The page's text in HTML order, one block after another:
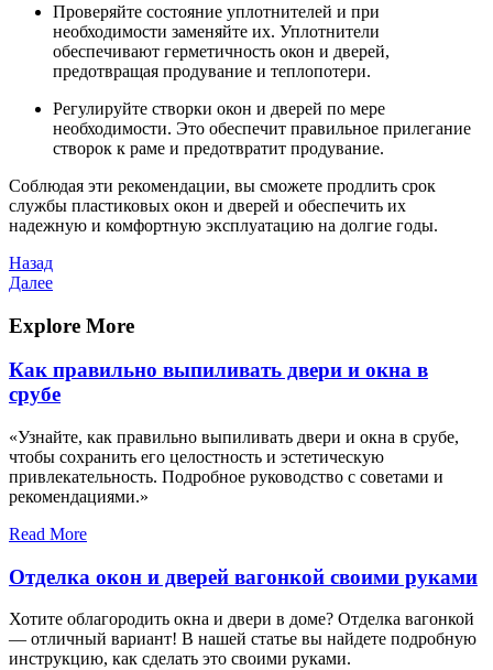
Проверяйте состояние уплотнителей и при
необходимости заменяйте их. Уплотнители
обеспечивают герметичность окон и дверей,
предотвращая продувание и теплопотери.
Регулируйте створки окон и дверей по мере
необходимости. Это обеспечит правильное прилегание
створок к раме и предотвратит продувание.
Соблюдая эти рекомендации, вы сможете продлить срок
службы пластиковых окон и дверей и обеспечить их
надежную и комфортную эксплуатацию на долгие годы.
Навигация
по
записям
Предыдущая
запись
Назад
Следующая
Далее
Explore More
Как правильно выпиливать двери и окна в
срубе
«Узнайте, как правильно выпиливать двери и окна в срубе,
чтобы сохранить его целостность и эстетическую
привлекательность. Подробное руководство с советами и
рекомендациями.»
Read More
Отделка окон и дверей вагонкой своими руками
Хотите облагородить окна и двери в доме? Отделка вагонкой
— отличный вариант! В нашей статье вы найдете подробную
инструкцию, как сделать это своими руками.